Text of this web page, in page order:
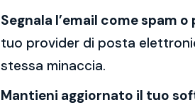
Segnala l’email come spam
tuo provider di posta
stessa minaccia.
Mantieni aggiornato il tuo